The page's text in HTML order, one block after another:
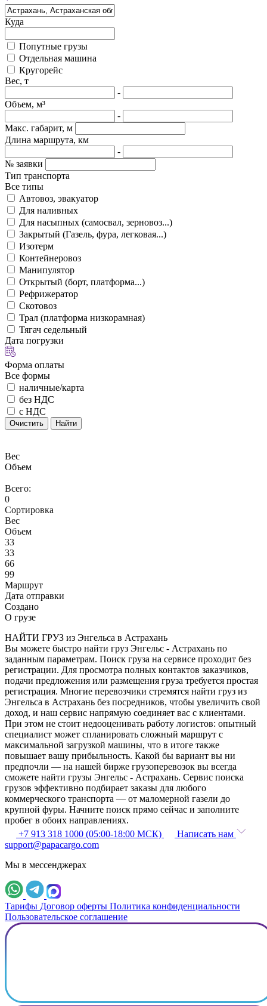
Куда
Попутные грузы
Отдельная машина
Кругорейс
Вес, т
-
Объем, м³
-
Макс. габарит, м
Длина маршрута, км
-
№ заявки
Тип транспорта
Все типы
Автовоз, эвакуатор
Для наливных
Для насыпных (самосвал, зерновоз...)
Закрытый (Газель, фура, легковая...)
Изотерм
Контейнеровоз
Манипулятор
Открытый (борт, платформа...)
Рефрижератор
Скотовоз
Трал (платформа низкорамная)
Тягач седельный
Дата погрузки
Форма оплаты
Все формы
наличные/карта
без НДС
с НДС
Очистить Найти
Вес
Объем
Всего:
0
Сортировка
Вес
Объем
33
33
66
99
Маршрут
Дата отправки
Создано
О грузе
НАЙТИ ГРУЗ из Энгельса в Астрахань
Вы можете быстро найти груз Энгельс - Астрахань по
заданным параметрам. Поиск груза на сервисе проходит без
регистрации. Для просмотра полных контактов заказчиков,
подачи предложения или размещения груза требуется простая
регистрация. Многие перевозчики стремятся найти груз из
Энгельса в Астрахань без посредников, чтобы увеличить свой
доход, и наш сервис напрямую соединяет вас с клиентами.
При этом не стоит недооценивать работу логистов: опытный
специалист может спланировать сложный маршрут с
максимальной загрузкой машины, что в итоге также
повышает вашу прибыльность. Какой бы вариант вы ни
предпочли — на нашей бирже грузоперевозок вы всегда
сможете найти грузы Энгельс - Астрахань. Сервис поиска
грузов эффективно подбирает заказы для любого
коммерческого транспорта — от маломерной газели до
крупной фуры. Начните поиск прямо сейчас и заполните
пробег в обоих направлениях.
+7 913 318 1000 (05:00-18:00 МСК)
Написать нам
support@papacargo.com
Мы в мессенджерах
Тарифы Договор оферты Политика конфиденциальности
Пользовательское соглашение